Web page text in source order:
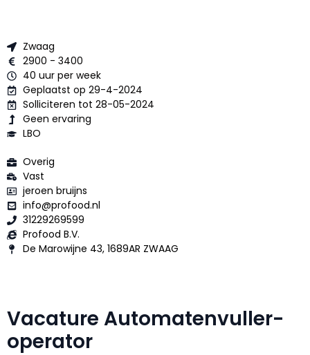
Zwaag
2900 - 3400
40 uur per week
Geplaatst op 29-4-2024
Solliciteren tot 28-05-2024
Geen ervaring
LBO
Overig
Vast
jeroen bruijns
info@profood.nl
31229269599
Profood B.V.
De Marowijne 43, 1689AR ZWAAG
Vacature Automatenvuller-
operator